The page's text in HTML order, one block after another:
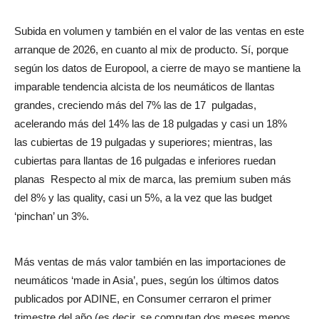
Subida en volumen y también en el valor de las ventas en este
arranque de 2026, en cuanto al mix de producto. Sí, porque
según los datos de Europool, a cierre de mayo se mantiene la
imparable tendencia alcista de los neumáticos de llantas
grandes, creciendo más del 7% las de 17 pulgadas,
acelerando más del 14% las de 18 pulgadas y casi un 18%
las cubiertas de 19 pulgadas y superiores; mientras, las
cubiertas para llantas de 16 pulgadas e inferiores ruedan
planas Respecto al mix de marca, las premium suben más
del 8% y las quality, casi un 5%, a la vez que las budget
‘pinchan’ un 3%.
Más ventas de más valor también en las importaciones de
neumáticos ‘made in Asia’, pues, según los últimos datos
publicados por ADINE, en Consumer cerraron el primer